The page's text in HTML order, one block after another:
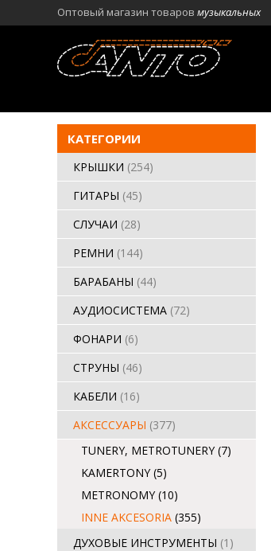
Оптовый магазин товаров музыкальных
КАТЕГОРИИ
КРЫШКИ (254)
ГИТАРЫ (45)
СЛУЧАИ (28)
РЕМНИ (144)
БАРАБАНЫ (44)
АУДИОСИСТЕМА (72)
ФОНАРИ (6)
СТРУНЫ (46)
КАБЕЛИ (16)
АКСЕССУАРЫ (377)
TUNERY, METROTUNERY(7)
KAMERTONY(5)
METRONOMY(10)
INNE AKCESORIA (355)
ДУХОВЫЕ ИНСТРУМЕНТЫ (1)